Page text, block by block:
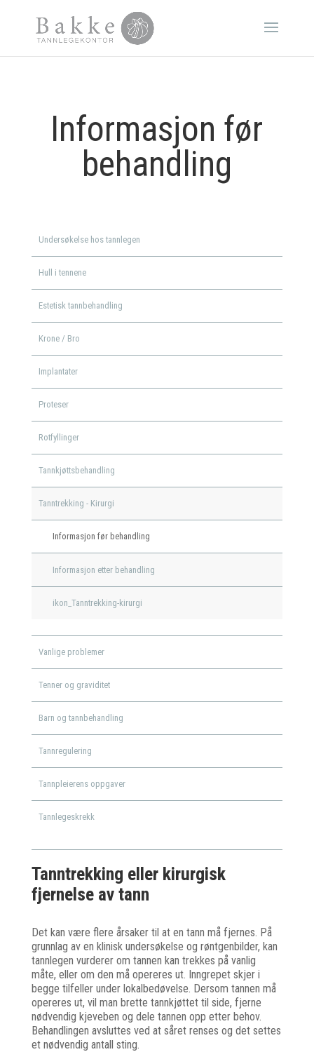
Informasjon før
behandling
Undersøkelse hos tannlegen
Hull i tennene
Estetisk tannbehandling
Krone / Bro
Implantater
Proteser
Rotfyllinger
Tannkjøttsbehandling
Tanntrekking - Kirurgi
Informasjon før behandling
Informasjon etter behandling
ikon_Tanntrekking-kirurgi
Vanlige problemer
Tenner og graviditet
Barn og tannbehandling
Tannregulering
Tannpleierens oppgaver
Tannlegeskrekk
Tanntrekking eller kirurgisk
fjernelse av tann
Det kan være flere årsaker til at en tann må fjernes. På
grunnlag av en klinisk undersøkelse og røntgenbilder, kan
tannlegen vurderer om tannen kan trekkes på vanlig
måte, eller om den må opereres ut. Inngrepet skjer i
begge tilfeller under lokalbedøvelse. Dersom tannen må
opereres ut, vil man brette tannkjøttet til side, fjerne
nødvendig kjeveben og dele tannen opp etter behov.
Behandlingen avsluttes ved at såret renses og det settes
et nødvendig antall sting.